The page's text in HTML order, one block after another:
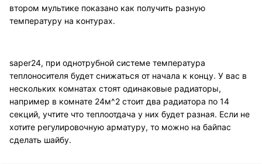
втором мультике показано как получить разную
температуру на контурах.
saper24, при однотрубной системе температура
теплоносителя будет снижаться от начала к концу. У вас в
нескольких комнатах стоят одинаковые радиаторы,
например в комнате 24м^2 стоит два радиатора по 14
секций, учтите что теплоотдача у них будет разная. Если не
хотите регулировочную арматуру, то можно на байпас
сделать шайбу.